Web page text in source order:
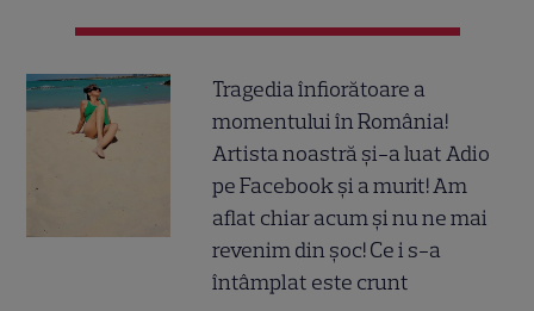
Tragedia înfiorătoare a
momentului în România!
Artista noastră și-a luat Adio
pe Facebook și a murit! Am
aflat chiar acum și nu ne mai
revenim din șoc! Ce i s-a
întâmplat este crunt